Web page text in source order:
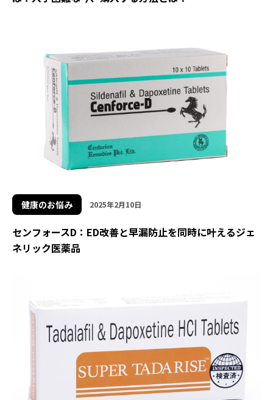
健康のお悩み 2025年2月10日
センフォースD：ED改善と早漏防止を同時に叶えるジェ
ネリック医薬品